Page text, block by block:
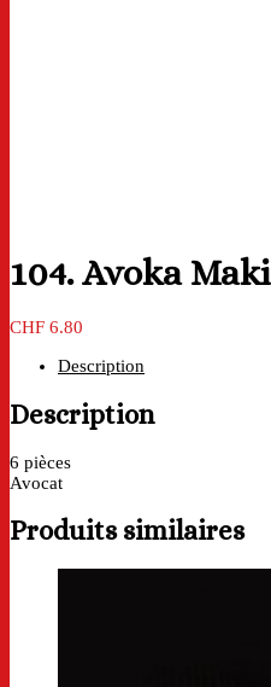
104. Avoka Maki
CHF 6.80
Description
Description
6 pièces
Avocat
Produits similaires